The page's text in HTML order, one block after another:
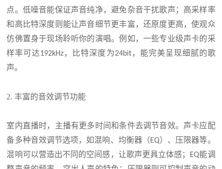
点。低噪音能保证声音纯净，避免杂音干扰歌声；高采样率
和高比特深度则能让声音细节更丰富，还原度更高，使观众
仿佛置身于现场聆听你的演唱。例如，一些专业级声卡的采
样率可达192kHz ，比特深度为24bit，能完美呈现细腻的歌
声。
2. 丰富的音效调节功能
室内直播时，主播有更多时间和条件去调节音效。声卡应配
备多种音效调节选项，如混响、均衡器（EQ）、 压限器等。
混响可以营造出不同的空间感，让歌声更具立体感；
EQ能调